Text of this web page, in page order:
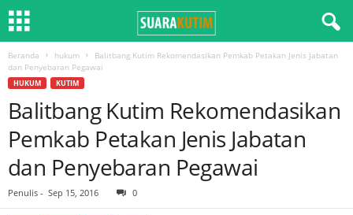
Beranda hukum
Balitbang Kutim Rekomendasikan Pemkab Petakan Jenis Jabatan
dan Penyebaran Pegawai
HUKUM KUTIM
Balitbang Kutim Rekomendasikan
Pemkab Petakan Jenis Jabatan
dan Penyebaran Pegawai
Penulis - Sep 15, 2016 0